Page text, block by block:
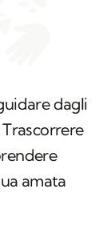
dagli
amata